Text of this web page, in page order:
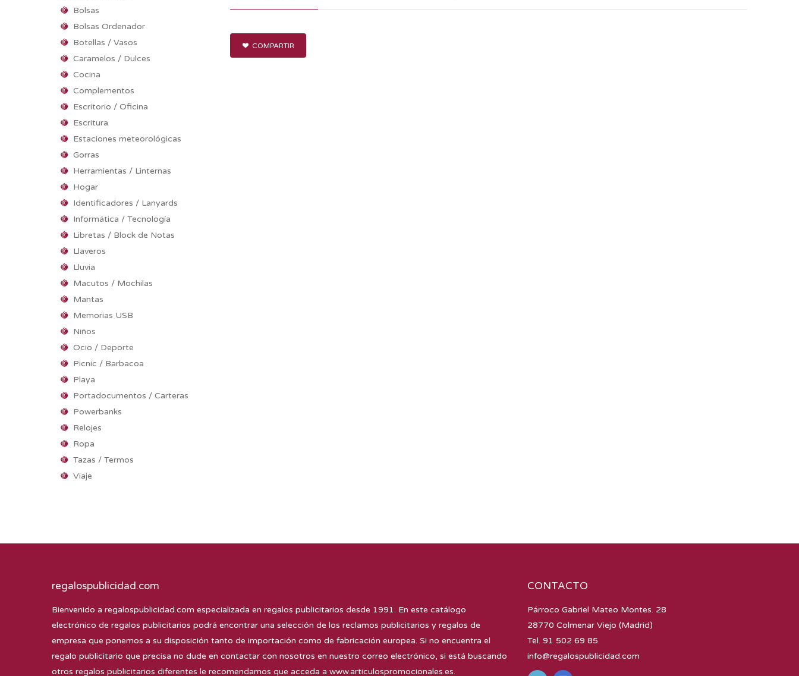
Bolsas
Bolsas Ordenador
Botellas / Vasos
Caramelos / Dulces
Cocina
Complementos
Escritorio / Oficina
Escritura
Estaciones meteorológicas
Gorras
Herramientas / Linternas
Hogar
Identificadores / Lanyards
Informática / Tecnología
Libretas / Block de Notas
Llaveros
Lluvia
Macutos / Mochilas
Mantas
Memorias USB
Niños
Ocio / Deporte
Picnic / Barbacoa
Playa
Portadocumentos / Carteras
Powerbanks
Relojes
Ropa
Tazas / Termos
Viaje
COMPARTIR
regalospublicidad.com
Bienvenido a regalospublicidad.com especializada en regalos publicitarios desde 1991. En este catálogo
electrónico de regalos publicitarios podrá encontrar una selección de los reclamos publicitarios y regalos de
empresa que ponemos a su disposición tanto de importación como de fabricación europea. Si no encuentra el
regalo publicitario que precisa no dude en contactar con nosotros en nuestro correo electrónico, si está buscando
otros regalos publicitarios diferentes le recomendamos que acceda a www.articulospromocionales.es.
CONTACTO
Párroco Gabriel Mateo Montes. 28
28770 Colmenar Viejo (Madrid)
Tel. 91 502 69 85
info@regalospublicidad.com